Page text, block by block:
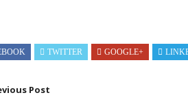
TWITTER GOOGLE+
Post